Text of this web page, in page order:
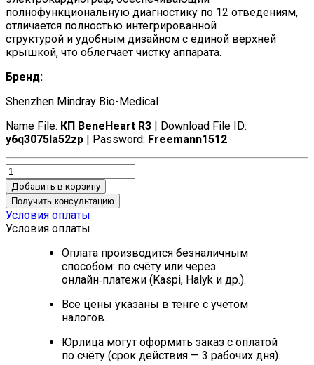
полнофункциональную диагностику по 12 отведениям,
отличается полностью интегрированной
структурой и удобным дизайном с единой верхней
крышкой, что облегчает чистку аппарата.
Бренд:
Shenzhen Mindray Bio-Medical
Name File: КП BeneHeart R3 | Download File ID:
y6q3075la52zp | Password: Freemann1512
Добавить в корзину
Получить консультацию
Условия оплаты
Условия оплаты
Оплата производится безналичным
способом: по счёту или через
онлайн‑платежи (Kaspi, Halyk и др.).
Все цены указаны в тенге с учётом
налогов.
Юрлица могут оформить заказ с оплатой
по счёту (срок действия — 3 рабочих дня).